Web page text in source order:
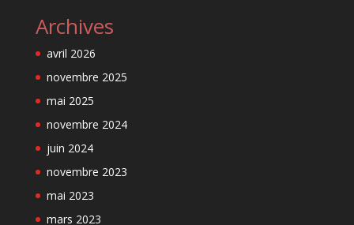
Archives
avril 2026
novembre 2025
mai 2025
novembre 2024
juin 2024
novembre 2023
mai 2023
mars 2023